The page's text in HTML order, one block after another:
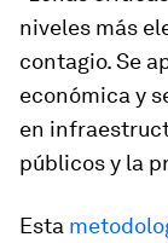
niveles más
contagio. Se
económica y
en
públicos y la
Esta